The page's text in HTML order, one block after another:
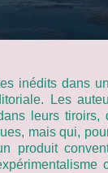
inédits dans
Les
leurs tiroirs,
mais qui,
produit